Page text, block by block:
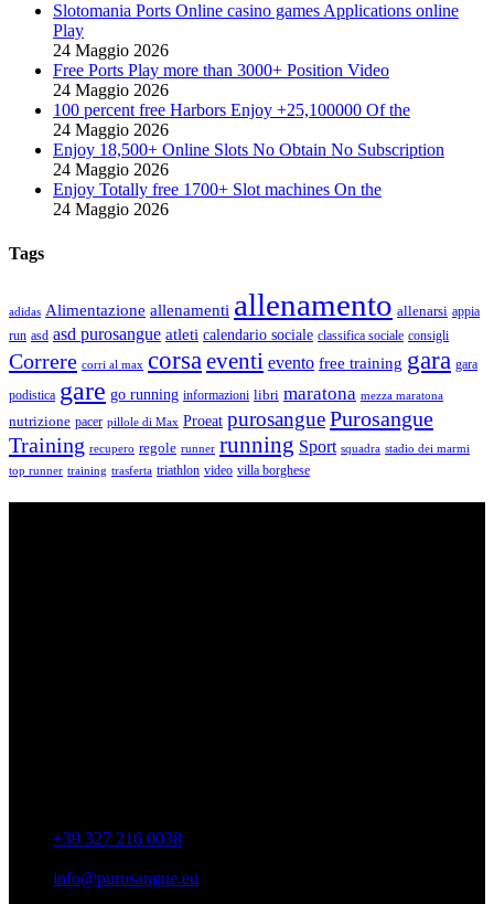
Slotomania Ports Online casino games Applications online
Play
24 Maggio 2026
Free Ports Play more than 3000+ Position Video
24 Maggio 2026
100 percent free Harbors Enjoy +25,100000 Of the
24 Maggio 2026
Enjoy 18,500+ Online Slots No Obtain No Subscription
24 Maggio 2026
Enjoy Totally free 1700+ Slot machines On the
24 Maggio 2026
Tags
adidas Alimentazione allenamenti allenamento allenarsi appia
run asd asd purosangue atleti calendario sociale classifica sociale consigli
Correre corri al max corsa eventi evento free training gara gara
podistica gare go running informazioni libri maratona mezza maratona
nutrizione pacer pillole di Max Proeat purosanguePurosangue
Training recupero regole runner running Sport squadra stadio dei marmi
top runner training trasferta triathlon video villa borghese
+39 327 216 0038
info@purosangue.eu